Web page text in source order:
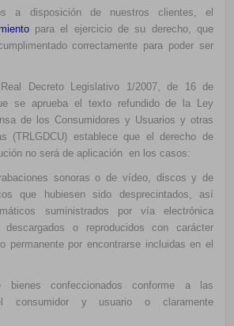
a disposición de nuestros clientes, el
para el ejercicio de su derecho, que
correctamente para poder ser
Decreto Legislativo 1/2007, de 16 de
se aprueba el texto refundido de la Ley
de los Consumidores y Usuarios y otras
(TRLGDCU) establece que el derecho de
no será de aplicación en los casos:
sonoras o de vídeo, discos y de
que hubiesen sido desprecintados, así
suministrados por vía electrónica
o reproducidos con carácter
permanente por encontrarse incluidas en el
confeccionados conforme a las
consumidor y usuario o claramente